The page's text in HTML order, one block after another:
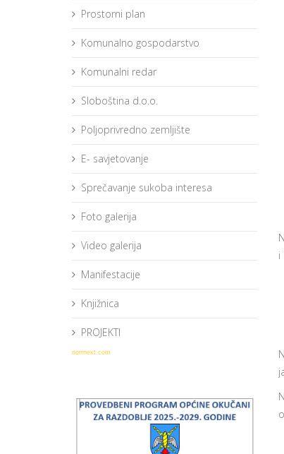
Prostorni plan
Komunalno gospodarstvo
Komunalni redar
Sloboština d.o.o.
Poljoprivredno zemljište
E- savjetovanje
Sprečavanje sukoba interesa
Foto galerija
Video galerija
Manifestacije
Knjižnica
PROJEKTI
norrnext.com
i